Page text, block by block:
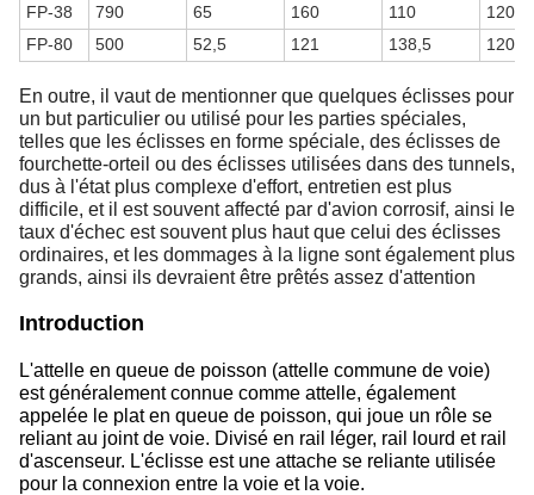
FP-38 790 65 160 110
120
FP-80
500 52,5 121 138,5 120
En outre, il vaut de mentionner que quelques éclisses pour
un but particulier ou utilisé pour les parties spéciales,
telles que les éclisses en forme spéciale, des éclisses de
fourchette-orteil ou des éclisses utilisées dans des tunnels,
dus à l'état plus complexe d'effort, entretien est plus
difficile, et il est souvent affecté par d'avion corrosif, ainsi le
taux d'échec est souvent plus haut que celui des éclisses
ordinaires, et les dommages à la ligne sont également plus
grands, ainsi ils devraient être prêtés assez d'attention
Introduction
L'attelle en queue de poisson (attelle commune de voie)
est généralement connue comme attelle, également
appelée le plat en queue de poisson, qui joue un rôle se
reliant au joint de voie. Divisé en rail léger, rail lourd et rail
d'ascenseur. L'éclisse est une attache se reliante utilisée
pour la connexion entre la voie et la voie.